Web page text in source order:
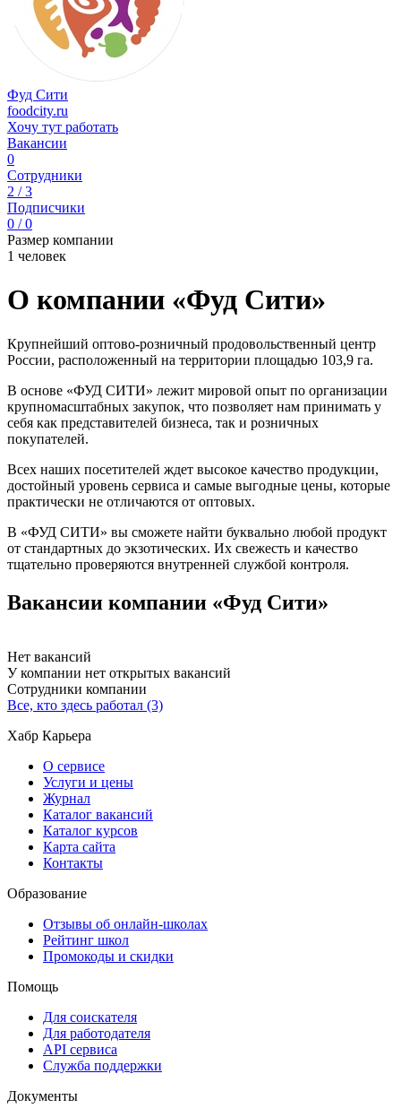
Фуд Сити
foodcity.ru
Хочу тут работать
Вакансии
0
Сотрудники
2 / 3
Подписчики
0 / 0
Размер компании
1 человек
О компании «Фуд Сити»
Крупнейший оптово-розничный продовольственный центр
России, расположенный на территории площадью 103,9 га.
В основе «ФУД СИТИ» лежит мировой опыт по организации
крупномасштабных закупок, что позволяет нам принимать у
себя как представителей бизнеса, так и розничных
покупателей.
Всех наших посетителей ждет высокое качество продукции,
достойный уровень сервиса и самые выгодные цены, которые
практически не отличаются от оптовых.
В «ФУД СИТИ» вы сможете найти буквально любой продукт
от стандартных до экзотических. Их свежесть и качество
тщательно проверяются внутренней службой контроля.
Вакансии компании «Фуд Сити»
Нет вакансий
У компании нет открытых вакансий
Сотрудники компании
Все, кто здесь работал (3)
Хабр Карьера
О сервисе
Услуги и цены
Журнал
Каталог вакансий
Каталог курсов
Карта сайта
Контакты
Образование
Отзывы об онлайн-школах
Рейтинг школ
Промокоды и скидки
Помощь
Для соискателя
Для работодателя
API сервиса
Служба поддержки
Документы